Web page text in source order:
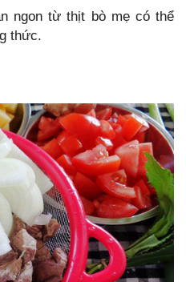
ngon từ thịt bò mẹ có thể
thức.